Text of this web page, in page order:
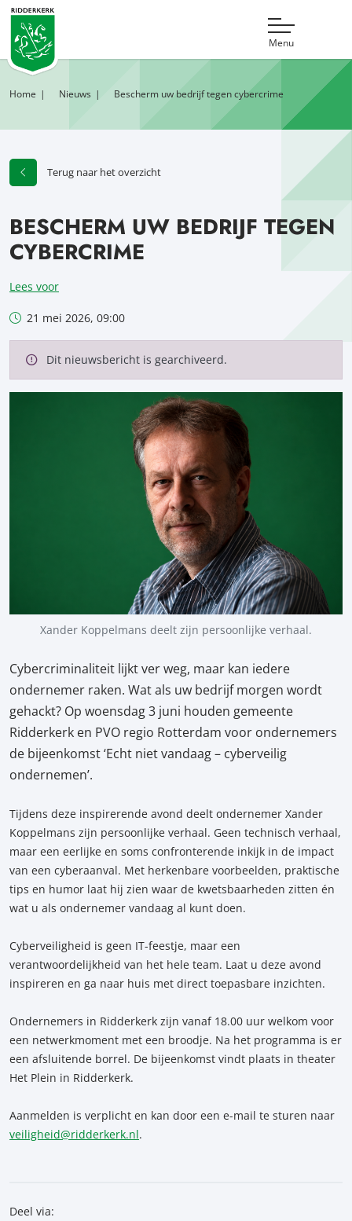
Menu
Home Nieuws Bescherm uw bedrijf tegen cybercrime
Terug naar het overzicht
BESCHERM UW BEDRIJF TEGEN
CYBERCRIME
Lees voor
21 mei 2026, 09:00
Dit nieuwsbericht is gearchiveerd.
Xander Koppelmans deelt zijn persoonlijke verhaal.
Cybercriminaliteit lijkt ver weg, maar kan iedere
ondernemer raken. Wat als uw bedrijf morgen wordt
gehackt? Op woensdag 3 juni houden gemeente
Ridderkerk en PVO regio Rotterdam voor ondernemers
de bijeenkomst ‘Echt niet vandaag – cyberveilig
ondernemen’.
Tijdens deze inspirerende avond deelt ondernemer Xander
Koppelmans zijn persoonlijke verhaal. Geen technisch verhaal,
maar een eerlijke en soms confronterende inkijk in de impact
van een cyberaanval. Met herkenbare voorbeelden, praktische
tips en humor laat hij zien waar de kwetsbaarheden zitten én
wat u als ondernemer vandaag al kunt doen.
Cyberveiligheid is geen IT-feestje, maar een
verantwoordelijkheid van het hele team. Laat u deze avond
inspireren en ga naar huis met direct toepasbare inzichten.
Ondernemers in Ridderkerk zijn vanaf 18.00 uur welkom voor
een netwerkmoment met een broodje. Na het programma is er
een afsluitende borrel. De bijeenkomst vindt plaats in theater
Het Plein in Ridderkerk.
Aanmelden is verplicht en kan door een e-mail te sturen naar
veiligheid@ridderkerk.nl.
Deel via: